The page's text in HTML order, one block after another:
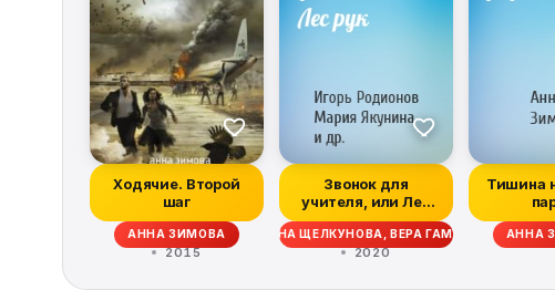
Ходячие. Второй
шаг
АННА ЗИМОВА
2015
Звонок для
учителя, или Лес
рук
АНАСТАСИЯ БЕЗЛЮДНАЯ, СВЕТЛАНА ЩЕЛКУНОВА, ВЕРА ГАМАЮН,
2020
Тишина
АННА